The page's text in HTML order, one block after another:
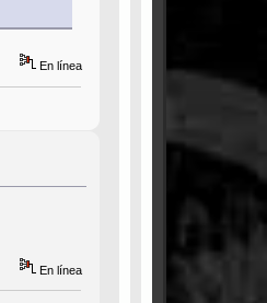
En línea
En línea